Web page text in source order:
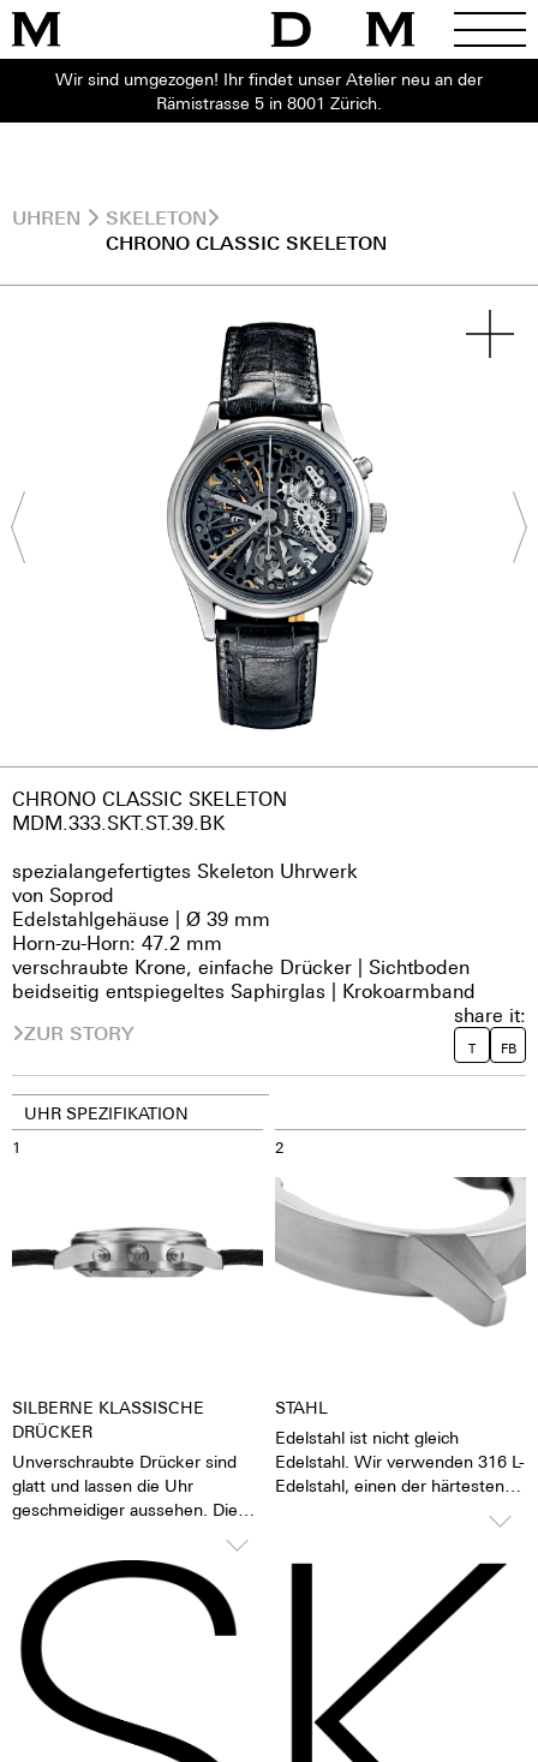
Wir sind umgezogen! Ihr findet unser Atelier neu an der
Rämistrasse 5 in 8001 Zürich.
UHREN
SKELETON
CHRONO CLASSIC SKELETON
CHRONO CLASSIC SKELETON
MDM.333.SKT.ST.39.BK
spezialangefertigtes Skeleton Uhrwerk
von Soprod
Edelstahlgehäuse | Ø 39 mm
Horn-zu-Horn: 47.2 mm
verschraubte Krone, einfache Drücker | Sichtboden
beidseitig entspiegeltes Saphirglas | Krokoarmband
ZUR STORY
share it:
T FB
UHR SPEZIFIKATION
1
SILBERNE KLASSISCHE
DRÜCKER
Unverschraubte Drücker sind
glatt und lassen die Uhr
geschmeidiger aussehen. Die
durch Knopfdruck auf die
Drücker betätigen.
2
STAHL
Edelstahl ist nicht gleich
Edelstahl. Wir verwenden 316 L-
Edelstahl, einen der härtesten
bei einem entsprechenden
Finish auch durch einen sehr
feinen Silberton aus. Der
Nickelaustoß ist bei 316 L-
Edelstahl deutlich niedriger als
zum Beispiel bei einem 904 L-
Edelstahl, der auch hochfest ist.
Für uns ein Grund, den 316 L-